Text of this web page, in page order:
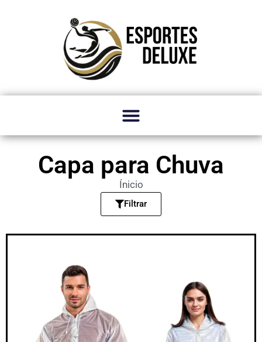
Capa para Chuva
Ínicio
Filtrar